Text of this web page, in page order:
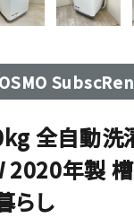
全自動洗
2020年製
らし